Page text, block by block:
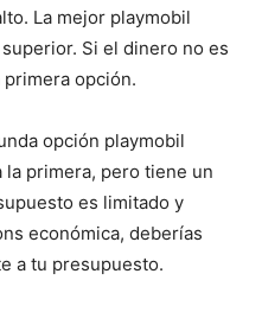
La mejor playmobil
Si el dinero no es
opción.
opción playmobil
la primera, pero tiene un
es limitado y
económica, deberías
a tu presupuesto.